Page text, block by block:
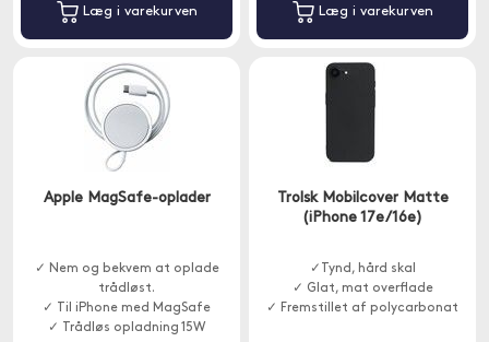
Læg i varekurven Læg i varekurven
Apple MagSafe-oplader
✓ Nem og bekvem at oplade
trådløst.
✓ Til iPhone med MagSafe
✓ Trådløs opladning 15W
Trolsk Mobilcover Matte
(iPhone 17e/16e)
✓Tynd, hård skal
✓ Glat, mat overflade
✓ Fremstillet af polycarbonat